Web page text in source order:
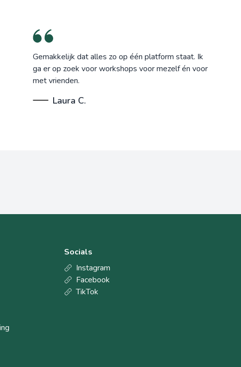
Gemakkelijk dat alles zo op één platform staat. Ik
ga er op zoek voor workshops voor mezelf én voor
met vrienden.
Laura C.
Socials
Instagram
Facebook
TikTok